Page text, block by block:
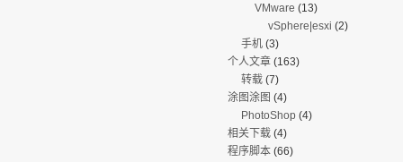
VMware (13)
vSphere|esxi (2)
手机(3)
个人文章(163)
转载(7)
涂图涂图 (4)
PhotoShop(4)
相关下载(4)
程序脚本(66)